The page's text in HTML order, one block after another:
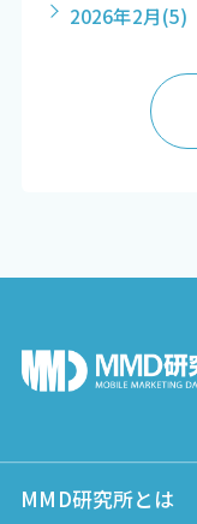
2026年2月(5)
MMD研究所とは